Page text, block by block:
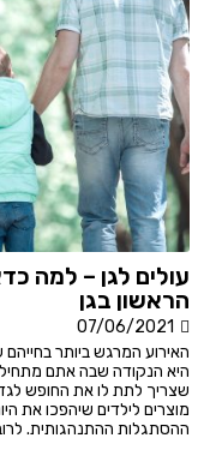
עולים לגן – למה
הראשון בגן
07/06/2021
האירוע המרגש ביותר בחייהם
היא הנקודה שבה אתם
שצריך לתת לו את החופש
מוצרים לילדים שיהפכו את
ההסתגלות ההתנהגותית.